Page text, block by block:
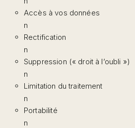
Accès à vos données
n
Rectification
n
Suppression (« droit à l’oubli »)
n
Limitation du traitement
n
Portabilité
n